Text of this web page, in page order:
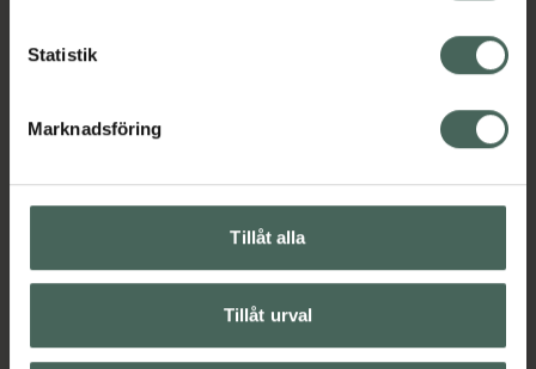
Statistik
Marknadsföring
Tillåt alla
Tillåt urval
Innehåll Visa
Instruktioner Visa
Upptäck flera produkter inom
Ögon och öron